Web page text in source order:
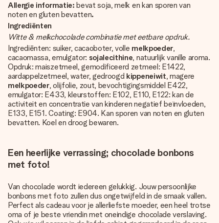
Allergie informatie:bevat soja, melk en kan sporen van
noten en gluten bevatten.
Ingrediënten
Witte & melkchocolade combinatie met eetbare opdruk.
Ingrediënten: suiker, cacaoboter, volle melkpoeder,
cacaomassa, emulgator: sojalecithine, natuurlijk vanille aroma.
Opdruk: maiszetmeel, gemodificeerd zetmeel: E1422,
aardappelzetmeel, water, gedroogd kippeneiwit, magere
melkpoeder, olijfolie, zout, bevochtigingsmiddel E422,
emulgator: E433, kleurstoffen: E102, E110, E122: kan de
activiteit en concentratie van kinderen negatief beïnvloeden,
E133, E151. Coating: E904. Kan sporen van noten en gluten
bevatten. Koel en droog bewaren.
Een heerlijke verrassing; chocolade bonbons
met foto!
Van chocolade wordt iedereen gelukkig. Jouw persoonlijke
bonbons met foto zullen dus ongetwijfeld in de smaak vallen.
Perfect als cadeau voor je allerliefste moeder, een heel trotse
oma of je beste vriendin met oneindige chocolade verslaving.